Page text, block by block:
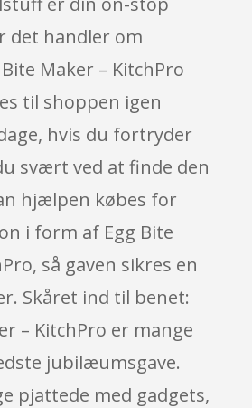
det handler om
Maker – KitchPro
til shoppen igen
hvis du fortryder
svært ved at finde den
hjælpen købes for
i form af Egg Bite
så gaven sikres en
Skåret ind til benet:
– KitchPro er mange
jubilæumsgave.
pjattede med gadgets,